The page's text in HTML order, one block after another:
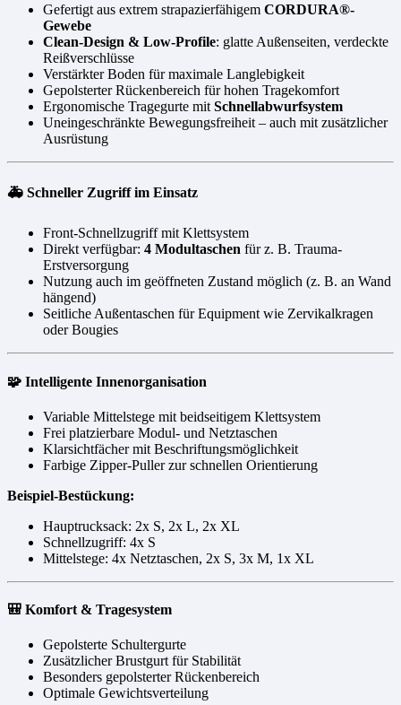
Gefertigt aus extrem strapazierfähigem CORDURA®-
Gewebe
Clean-Design & Low-Profile: glatte Außenseiten, verdeckte
Reißverschlüsse
Verstärkter Boden für maximale Langlebigkeit
Gepolsterter Rückenbereich für hohen Tragekomfort
Ergonomische Tragegurte mit Schnellabwurfsystem
Uneingeschränkte Bewegungsfreiheit – auch mit zusätzlicher
Ausrüstung
🚑 Schneller Zugriff im Einsatz
Front-Schnellzugriff mit Klettsystem
Direkt verfügbar: 4 Modultaschen für z. B. Trauma-
Erstversorgung
Nutzung auch im geöffneten Zustand möglich (z. B. an Wand
hängend)
Seitliche Außentaschen für Equipment wie Zervikalkragen
oder Bougies
🧩 Intelligente Innenorganisation
Variable Mittelstege mit beidseitigem Klettsystem
Frei platzierbare Modul- und Netztaschen
Klarsichtfächer mit Beschriftungsmöglichkeit
Farbige Zipper-Puller zur schnellen Orientierung
Beispiel-Bestückung:
Hauptrucksack: 2x S, 2x L, 2x XL
Schnellzugriff: 4x S
Mittelstege: 4x Netztaschen, 2x S, 3x M, 1x XL
🎒 Komfort & Tragesystem
Gepolsterte Schultergurte
Zusätzlicher Brustgurt für Stabilität
Besonders gepolsterter Rückenbereich
Optimale Gewichtsverteilung